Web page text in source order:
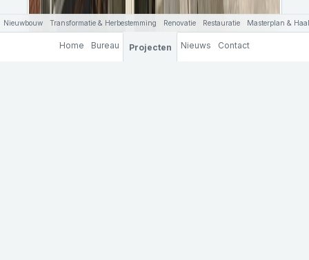
Home Bureau Projecten
Nieuwbouw Transformatie & Herbestemming Renovatie Restauratie Masterplan &
Nieuws Contact